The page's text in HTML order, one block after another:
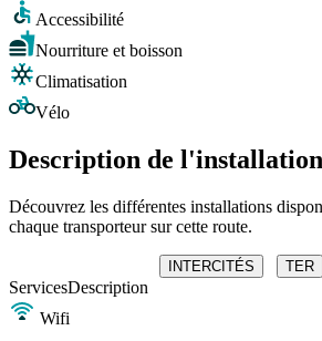
Accessibilité
Nourriture et boisson
Climatisation
Vélo
Description de l'installation
Découvrez les différentes installations
chaque transporteur sur cette route.
INTERCITÉS TER
ServicesDescription
Wifi